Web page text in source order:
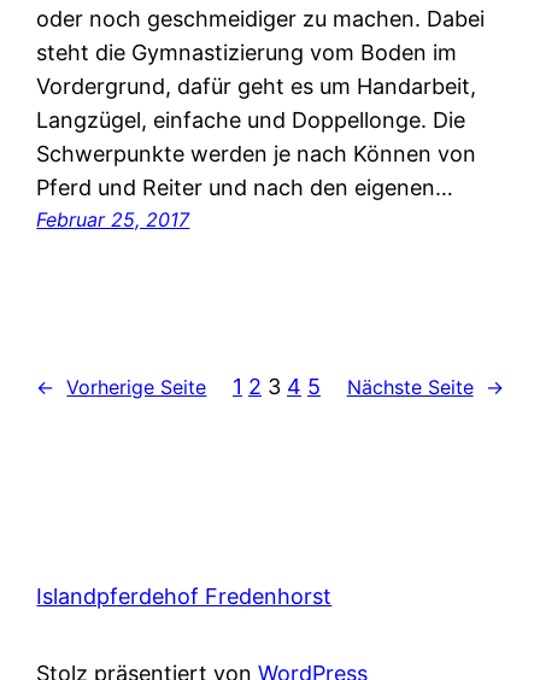
oder noch geschmeidiger zu machen. Dabei
steht die Gymnastizierung vom Boden im
Vordergrund, dafür geht es um Handarbeit,
Langzügel, einfache und Doppellonge. Die
Schwerpunkte werden je nach Können von
Pferd und Reiter und nach den eigenen…
Februar 25, 2017
← Vorherige Seite 1 2 3 4 5 Nächste Seite →
Islandpferdehof Fredenhorst
Stolz präsentiert vonWordPress